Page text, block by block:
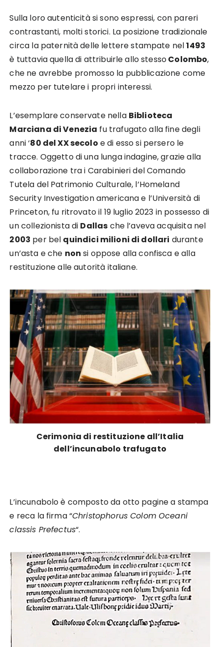
Sulla loro autenticità si sono espressi, con pareri
contrastanti, molti storici. La posizione tradizionale
circa la paternità delle lettere stampate nel1493
è tuttavia quella di attribuirle allo stessoColombo,
che ne avrebbe promosso la pubblicazione come
mezzo per tutelare i propri interessi.
L’esemplare conservate nella Biblioteca
Marciana di Venezia fu trafugato alla fine degli
anni ‘80 del XX secolo e di esso si persero le
tracce. Oggetto di una lunga indagine, grazie alla
collaborazione tra i Carabinieri del Comando
Tutela del Patrimonio Culturale, l’Homeland
Security Investigation americana e l’Università di
Princeton, fu ritrovato il 19 luglio 2023 in possesso di
un collezionista di Dallas che l’aveva acquisita nel
2003 per bel quindici milioni di dollari durante
un’asta e che non si oppose alla confisca e alla
restituzione alle autorità italiane.
Cerimonia di restituzione all’Italia
dell’incunabolo trafugato
L’incunabolo è composto da otto pagine a stampa
e reca la firma “Christophorus Colom Oceani
classis Prefectus“.